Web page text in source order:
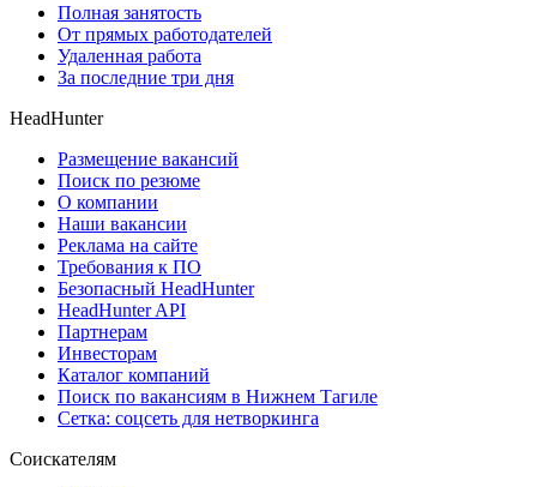
Полная занятость
От прямых работодателей
Удаленная работа
За последние три дня
HeadHunter
Размещение вакансий
Поиск по резюме
О компании
Наши вакансии
Реклама на сайте
Требования к ПО
Безопасный HeadHunter
HeadHunter API
Партнерам
Инвесторам
Каталог компаний
Поиск по вакансиям в Нижнем Тагиле
Сетка: соцсеть для нетворкинга
Соискателям